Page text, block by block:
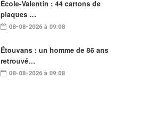
École-Valentin : 44 cartons de
plaques …
08-08-2026 à 09:08
Étouvans : un homme de 86 ans
retrouvé…
08-08-2026 à 09:08